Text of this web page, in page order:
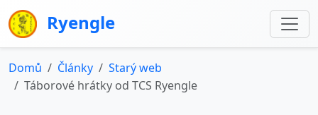
Ryengle
Domů Články
Starý web
Táborové hrátky od TCS Ryengle